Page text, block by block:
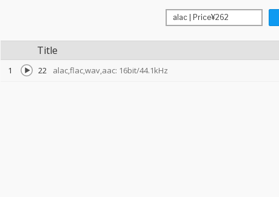
Title
1 22 alac,flac,wav,aac: 16bit/44.1kHz